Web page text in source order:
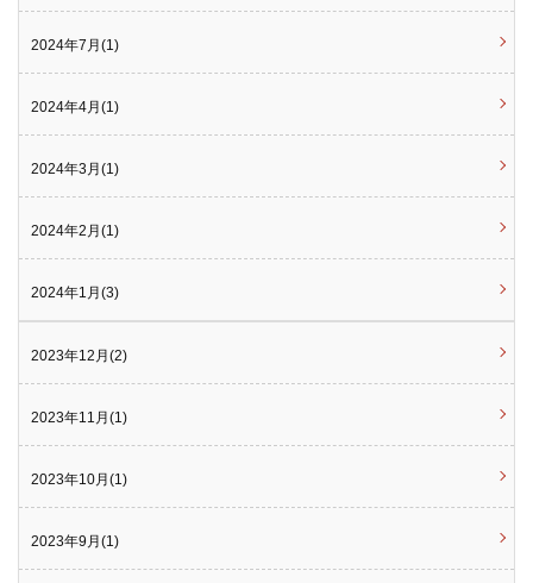
2024年7月(1)
2024年4月(1)
2024年3月(1)
2024年2月(1)
2024年1月(3)
2023年12月(2)
2023年11月(1)
2023年10月(1)
2023年9月(1)